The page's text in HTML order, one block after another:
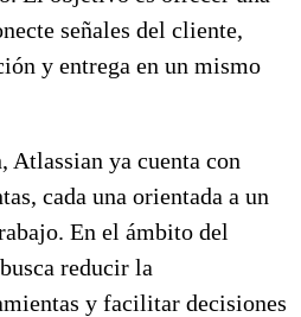
señales del cliente,
y entrega en un mismo
Atlassian ya cuenta con
cada una orientada a un
En el ámbito del
reducir la
y facilitar decisiones